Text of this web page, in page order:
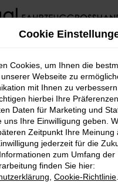
Lagerfahrzeuge Fahrzeugsuche
Network
ist ein Fehler aufgetreten.
ein paar Tipps, die dir
Cookie
Cookies, um Ihnen die
Webseite zu
mit Ihnen zu
hierbei Ihre
Daten für Marketing und
uns Ihre Einwilligung geben.
Zeitpunkt Ihre Meinung
jederzeit für die
zum Umfang der
finden Sie hier:
Cookie-Richtlinie